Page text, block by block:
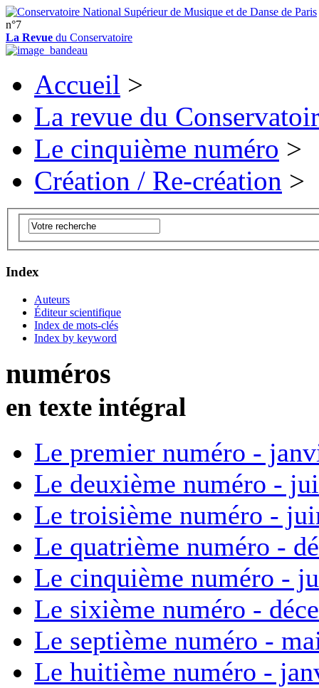
n°7
La Revue du Conservatoire
Accueil >
La revue du
Le cinquième numéro >
Création / Re-création >
Index
Auteurs
Éditeur scientifique
Index de mots-clés
Index by keyword
numéros
en texte intégral
Le premier numéro -
Le deuxième numéro -
Le troisième numéro -
Le quatrième numéro -
Le cinquième numéro -
Le sixième numéro -
Le septième numéro -
Le huitième numéro -